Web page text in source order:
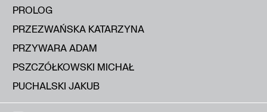
PROLOG
PRZEZWAŃSKA KATARZYNA
PRZYWARA ADAM
PSZCZÓŁKOWSKI MICHAŁ
PUCHALSKI JAKUB